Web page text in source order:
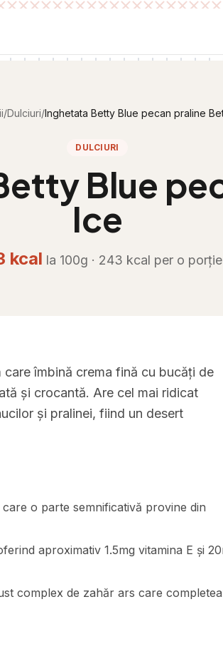
/Dulciuri/Inghetata Betty Blue pecan praline
DULCIURI
Blue
Ice
kcal la 100g · 243 kcal per o porție
îmbină crema fină cu bucăți de
și crocantă. Are cel mai ridicat
și pralinei, fiind un desert
o parte semnificativă provine din
aproximativ 1.5mg vitamina E și
complex de zahăr ars care